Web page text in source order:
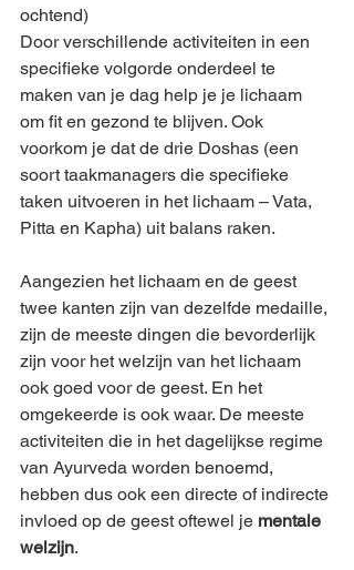
ochtend)
Door verschillende activiteiten in een
specifieke volgorde onderdeel te
maken van je dag help je je lichaam
om fit en gezond te blijven. Ook
voorkom je dat de drie Doshas (een
soort taakmanagers die specifieke
taken uitvoeren in het lichaam – Vata,
Pitta en Kapha) uit balans raken.
Aangezien het lichaam en de geest
twee kanten zijn van dezelfde medaille,
zijn de meeste dingen die bevorderlijk
zijn voor het welzijn van het lichaam
ook goed voor de geest. En het
omgekeerde is ook waar. De meeste
activiteiten die in het dagelijkse regime
van Ayurveda worden benoemd,
hebben dus ook een directe of indirecte
invloed op de geest oftewel je mentale
welzijn.